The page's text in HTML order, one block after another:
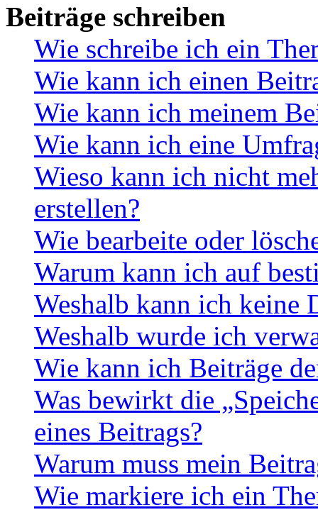
Beiträge schreiben
Wie schreibe ich ein
Wie kann ich einen
Wie kann ich meinem
Wie kann ich eine
Wieso kann ich nicht
erstellen?
Wie bearbeite oder
Warum kann ich auf
Weshalb kann ich keine
Weshalb wurde ich
Wie kann ich Beiträge
Was bewirkt die
eines Beitrags?
Warum muss mein
Wie markiere ich ein